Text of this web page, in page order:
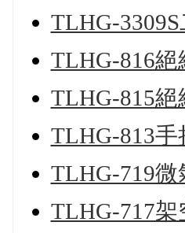
TLHG-
TLHG-816
TLHG-815
TLHG-813
TLHG-719
TLHG-717